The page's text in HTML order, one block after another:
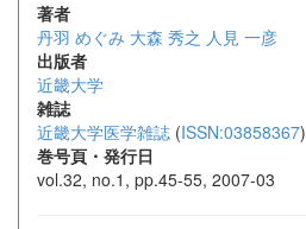
著者
丹羽 めぐみ 大森 秀之 人見 一彦
出版者
近畿大学
雑誌
近畿大学医学雑誌 (ISSN:03858367)
巻号頁・発行日
vol.32, no.1, pp.45-55, 2007-03